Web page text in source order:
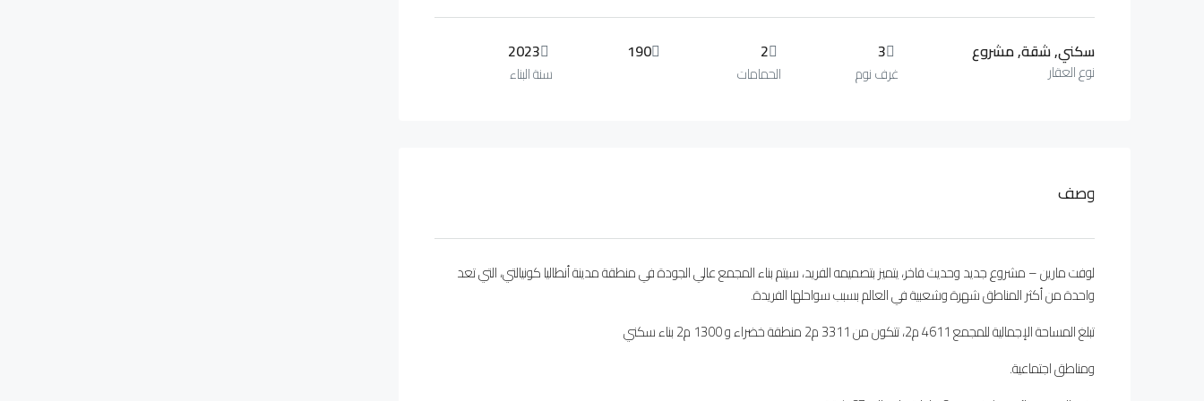
سكني, شقة, مشروع
نوع العقار
3
غرف نوم
2
الحمامات
190
2023
سنة البناء
وصف
لوفت مارين – مشروع جديد وحديث فاخر، يتميز بتصميمه الفريد، سيتم بناء المجمع عالي الجودة في منطقة مدينة أنطاليا كونيالتي، التي تعد
واحدة من أكثر المناطق شهرة وشعبية في العالم بسبب سواحلها الفريدة.
تبلغ المساحة الإجمالية للمجمع 4611 م2، تتكون من 3311 م2 منطقة خضراء و 1300 م2 بناء سكني
ومناطق اجتماعية.